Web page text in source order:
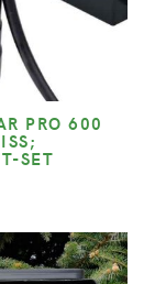
PRO 600
K
SET